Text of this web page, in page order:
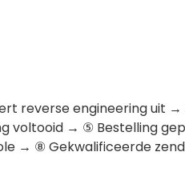
reverse engineering uit
voltooid → ⑤ Bestelling
→ ⑧ Gekwalificeerde